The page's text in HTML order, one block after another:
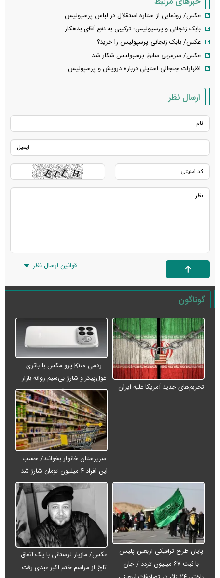
عکس/ رونمایی از ستاره استقلال در لباس پرسپولیس
بابک زنجانی و پرسپولیس؛ ترکیبی به نفع آقای بدهکار
عکس/ بابک زنجانی پرسپولیس را خرید؟
عکس/ سرمربی سابق پرسپولیس شکار شد
اظهارات جنجالی استیلی درباره درویش و پرسپولیس
ارسال نظر
قوانین ارسال نظر
گوناگون
تحریم‌های جدید آمریکا علیه ایران
ردمی K۱۰۰ پرو مکس با باتری
غول‌پیکر و شارژ بی‌سیم روانه بازار
می‌شود
سرپرستان خانوار بخوانند/ حساب
این افراد ۴ میلیون تومان شارژ شد
پایان طرح ترافیکی اربعین پلیس
با ثبت ۶۷ میلیون تردد / جان
عکس/ مازیار لرستانی با یک اتفاق
تلخ از مراسم ختم اکبر عبدی رفت